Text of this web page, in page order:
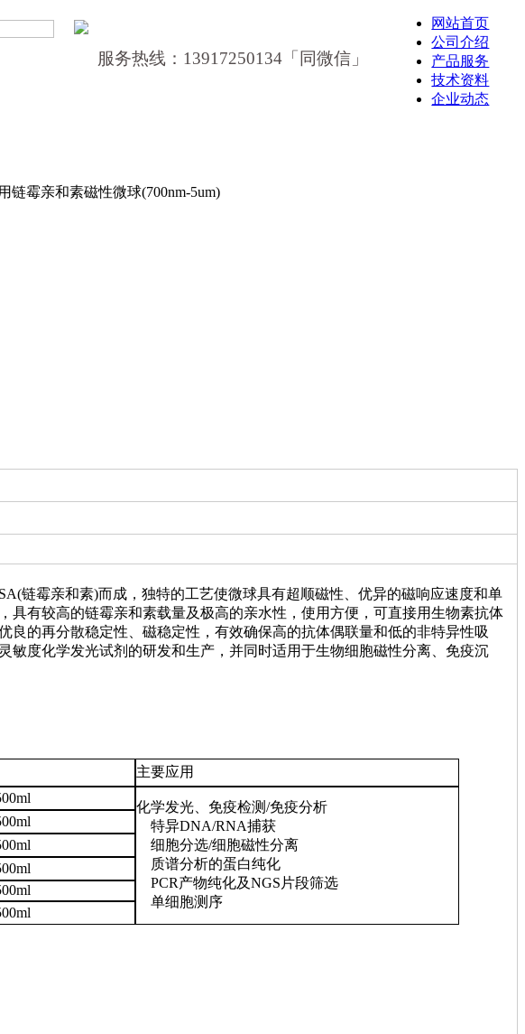
服务热线：13917250134「同微信」
网站首页
公司介绍
产品服务
技术资料
企业动态
链霉亲和素磁性微球(700nm-5um)
链霉亲和素)而成，独特的工艺使微球具有超顺磁性、优异的磁响应速度和单
有较高的链霉亲和素载量及极高的亲水性，使用方便，可直接用生物素抗体
的再分散稳定性、磁稳定性，有效确保高的抗体偶联量和低的非特异性吸
敏度化学发光试剂的研发和生产，并同时适用于生物细胞磁性分离、免疫沉
。
主要应用
化学发光、免疫检测/免疫分析
特异DNA/RNA捕获
细胞分选/细胞磁性分离
质谱分析的蛋白纯化
PCR产物纯化及NGS片段筛选
单细胞测序